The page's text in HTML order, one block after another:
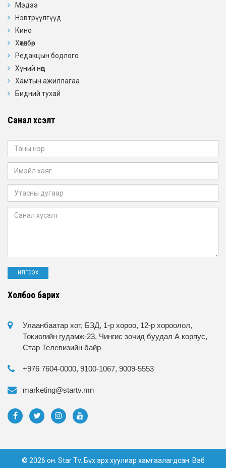
Мэдээ
Нэвтрүүлгүүд
Кино
Хөтөлбөр
Редакцын бодлого
Хүний нөөц
Хамтын ажиллагаа
Бидний тухай
Санал хүсэлт
Холбоо барих
Улаанбаатар хот, БЗД, 1-р хороо, 12-р хороолол,
Токиогийн гудамж-23, Чингис зочид буудал А корпус,
Стар Телевизийн байр
+976 7604-0000, 9100-1067, 9009-5553
marketing@startv.mn
© 2026 он. Star Tv. Бүх эрх хуулиар хамгаалагдсан. Вэб